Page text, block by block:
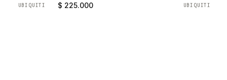
UBIQUITI
$ 225.000
UBIQUITI